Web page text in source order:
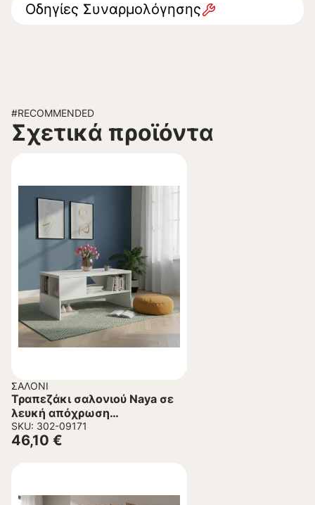
Οδηγίες Συναρμολόγησης
#RECOMMENDED
Σχετικά προϊόντα
ΣΑΛΌΝΙ
Τραπεζάκι σαλονιού Naya σε
λευκή απόχρωση
93x46x43εκ.
SKU: 302-09171
46,10 €